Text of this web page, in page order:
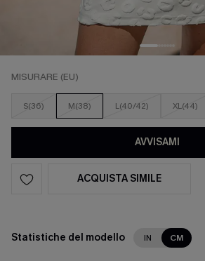
MISURARE (EU)
S(36) M(38) L(40/42) XL(44)
AVVISAMI
ACQUISTA SIMILE
Statistiche del modello IN CM